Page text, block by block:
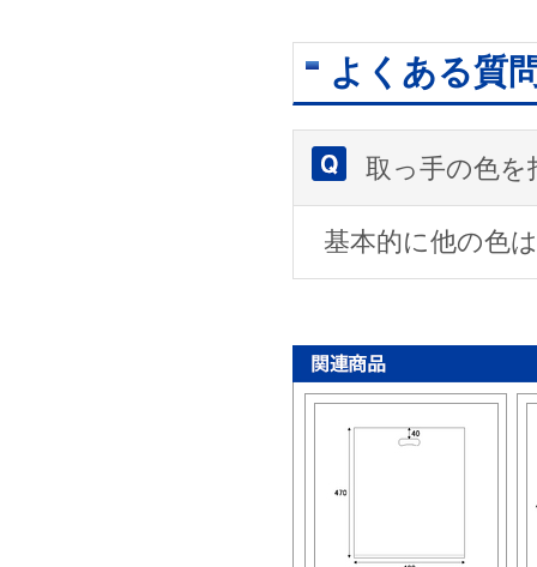
よくある質
取っ手の色を
基本的に他の色